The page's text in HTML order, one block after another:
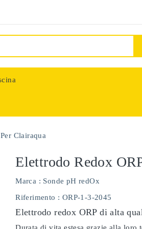
Clairaqua
Elettrodo Redox
Marca : Sonde pH redOx
Riferimento : ORP-1-3-2045
Elettrodo redox ORP di alta